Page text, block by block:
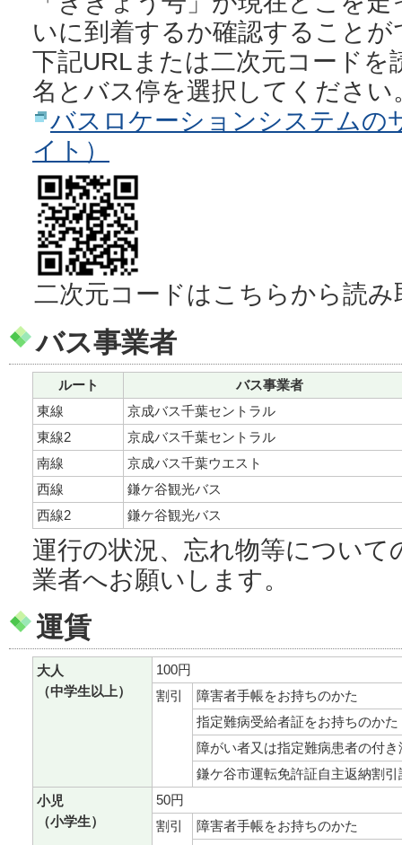
いに到着するか確認することが
下記URLまたは二次元コードを
名とバス停を選択してください
バスロケーションシステムの
イト）
二次元コードはこちらから読
バス事業者
ルート
バス事業者
東線
京成バス千葉セントラル
東線2
京成バス千葉セントラル
南線
京成バス千葉ウエスト
西線
鎌ケ谷観光バス
西線2
鎌ケ谷観光バス
運行の状況、忘れ物等につい
業者へお願いします。
運賃
大人
（中学生以上）
100円
割引
障害者手帳をお持ちのかた
指定難病受給者証をお持ちのかた
障がい者又は指定難病患者の付
鎌ケ谷市運転免許証自主返納割
小児
（小学生）
50円
割引
障害者手帳をお持ちのかた